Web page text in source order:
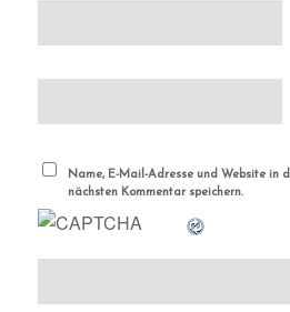
Name, E-Mail-Adresse und Website in
nächsten Kommentar speichern.